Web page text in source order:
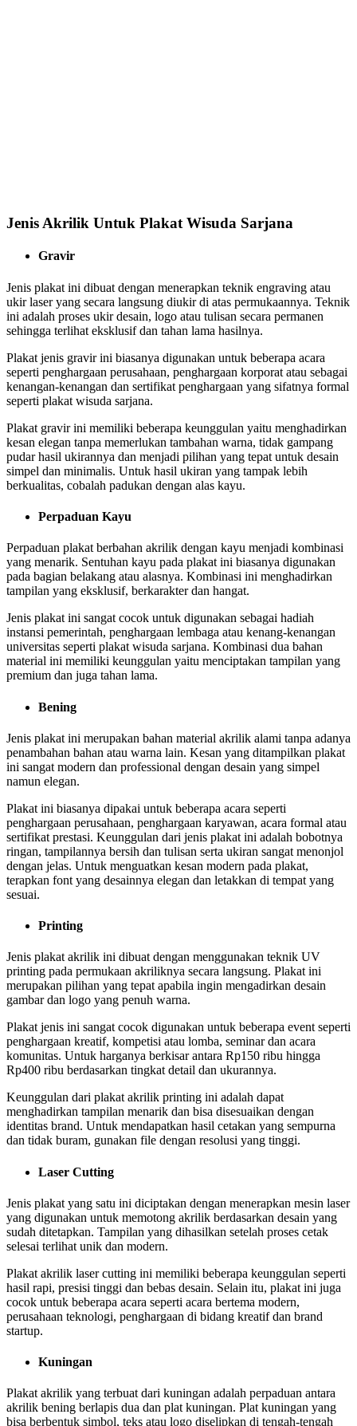
Jenis Akrilik Untuk Plakat Wisuda Sarjana
Gravir
Jenis plakat ini dibuat dengan menerapkan teknik engraving atau
ukir laser yang secara langsung diukir di atas permukaannya. Teknik
ini adalah proses ukir desain, logo atau tulisan secara permanen
sehingga terlihat eksklusif dan tahan lama hasilnya.
Plakat jenis gravir ini biasanya digunakan untuk beberapa acara
seperti penghargaan perusahaan, penghargaan korporat atau sebagai
kenangan-kenangan dan sertifikat penghargaan yang sifatnya formal
seperti plakat wisuda sarjana.
Plakat gravir ini memiliki beberapa keunggulan yaitu menghadirkan
kesan elegan tanpa memerlukan tambahan warna, tidak gampang
pudar hasil ukirannya dan menjadi pilihan yang tepat untuk desain
simpel dan minimalis. Untuk hasil ukiran yang tampak lebih
berkualitas, cobalah padukan dengan alas kayu.
Perpaduan Kayu
Perpaduan plakat berbahan akrilik dengan kayu menjadi kombinasi
yang menarik. Sentuhan kayu pada plakat ini biasanya digunakan
pada bagian belakang atau alasnya. Kombinasi ini menghadirkan
tampilan yang eksklusif, berkarakter dan hangat.
Jenis plakat ini sangat cocok untuk digunakan sebagai hadiah
instansi pemerintah, penghargaan lembaga atau kenang-kenangan
universitas seperti plakat wisuda sarjana. Kombinasi dua bahan
material ini memiliki keunggulan yaitu menciptakan tampilan yang
premium dan juga tahan lama.
Bening
Jenis plakat ini merupakan bahan material akrilik alami tanpa adanya
penambahan bahan atau warna lain. Kesan yang ditampilkan plakat
ini sangat modern dan professional dengan desain yang simpel
namun elegan.
Plakat ini biasanya dipakai untuk beberapa acara seperti
penghargaan perusahaan, penghargaan karyawan, acara formal atau
sertifikat prestasi. Keunggulan dari jenis plakat ini adalah bobotnya
ringan, tampilannya bersih dan tulisan serta ukiran sangat menonjol
dengan jelas. Untuk menguatkan kesan modern pada plakat,
terapkan font yang desainnya elegan dan letakkan di tempat yang
sesuai.
Printing
Jenis plakat akrilik ini dibuat dengan menggunakan teknik UV
printing pada permukaan akriliknya secara langsung. Plakat ini
merupakan pilihan yang tepat apabila ingin mengadirkan desain
gambar dan logo yang penuh warna.
Plakat jenis ini sangat cocok digunakan untuk beberapa event seperti
penghargaan kreatif, kompetisi atau lomba, seminar dan acara
komunitas. Untuk harganya berkisar antara Rp150 ribu hingga
Rp400 ribu berdasarkan tingkat detail dan ukurannya.
Keunggulan dari plakat akrilik printing ini adalah dapat
menghadirkan tampilan menarik dan bisa disesuaikan dengan
identitas brand. Untuk mendapatkan hasil cetakan yang sempurna
dan tidak buram, gunakan file dengan resolusi yang tinggi.
Laser Cutting
Jenis plakat yang satu ini diciptakan dengan menerapkan mesin laser
yang digunakan untuk memotong akrilik berdasarkan desain yang
sudah ditetapkan. Tampilan yang dihasilkan setelah proses cetak
selesai terlihat unik dan modern.
Plakat akrilik laser cutting ini memiliki beberapa keunggulan seperti
hasil rapi, presisi tinggi dan bebas desain. Selain itu, plakat ini juga
cocok untuk beberapa acara seperti acara bertema modern,
perusahaan teknologi, penghargaan di bidang kreatif dan brand
startup.
Kuningan
Plakat akrilik yang terbuat dari kuningan adalah perpaduan antara
akrilik bening berlapis dua dan plat kuningan. Plat kuningan yang
bisa berbentuk simbol, teks atau logo diselipkan di tengah-tengah